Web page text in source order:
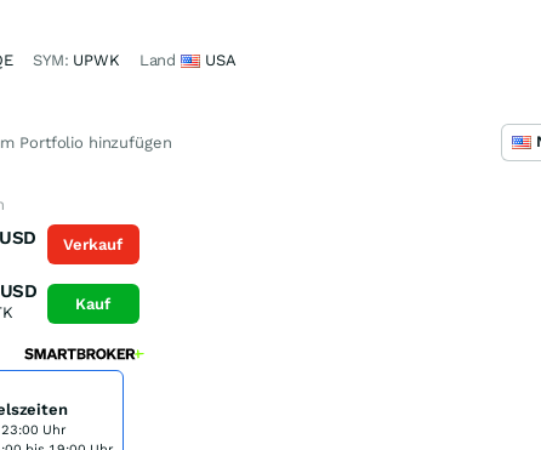
SYM: UPWK Land USA
Portfolio hinzufügen
USD
USD
Verkauf
Kauf
Uhr